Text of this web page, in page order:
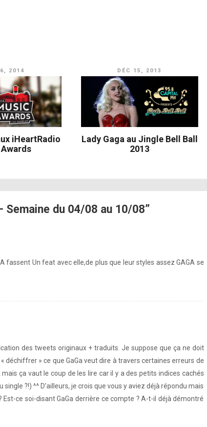
pic.twitter.com/e6XS7G1EHW
2014
iHeartRadio
DÉC 15, 2013
Lady Gaga au Jingle Bell Ball
2013
Semaine du 04/08 au 10/08”
fassent Un feat avec elle,de plus que leur styles assez GAGA se
des tweets originaux + traduits. Je suppose que ça ne doit
déchiffrer » ce que GaGa veut dire à travers certaines erreurs de
ça vaut le coup de les lire car il y a des petits indices cachés
?!) ^^ D’ailleurs, je crois que vous y aviez déjà répondu mais
ce soi-disant GaGa derrière ce compte ? A-t-il déjà démontré